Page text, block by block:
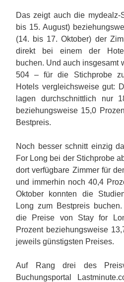
Das zeigt auch die mydealz-
bis 15. August)
(14. bis 17. Oktober) der
direkt bei einem der
buchen. Und auch insgesamt
504 – für die Stichprobe
Hotels vergleichsweise gut:
lagen durchschnittlich nur
beziehungsweise 15,0
Bestpreis.
Noch besser schnitt einzig
For Long bei der Stichprobe
dort verfügbare Zimmer für
und immerhin noch 40,4
Oktober konnten die
Long zum Bestpreis
die Preise von Stay for
Prozent beziehungsweise
jeweils günstigsten Preises.
Auf Rang drei des
Buchungsportal